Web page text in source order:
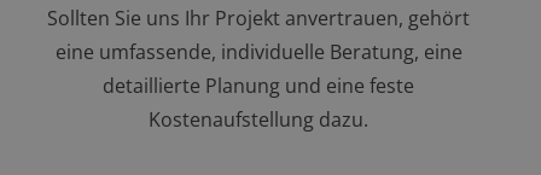
Sollten Sie uns Ihr Projekt anvertrauen, gehört
eine umfassende, individuelle Beratung, eine
detaillierte Planung und eine feste
Kostenaufstellung dazu.